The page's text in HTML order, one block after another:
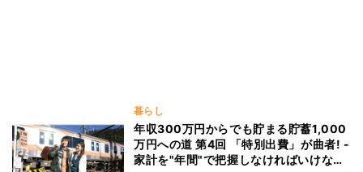
暮らし
年収300万円からでも貯まる貯蓄1,000
万円への道 第4回 「特別出費」が曲者! -
家計を"年間"で把握しなければいけない